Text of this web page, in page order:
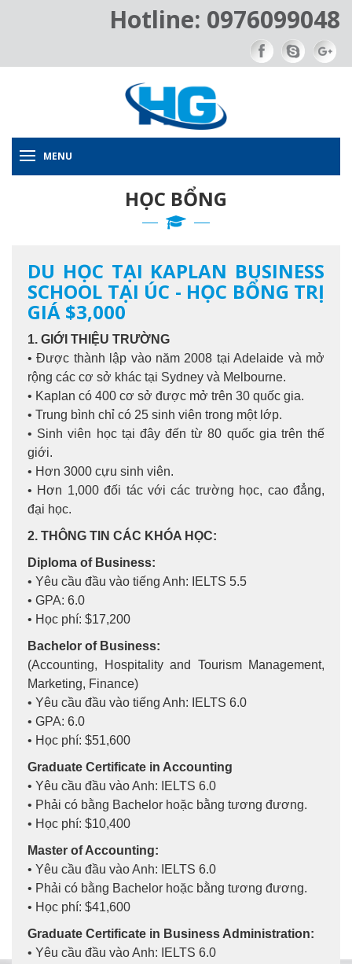
Hotline: 0976099048
MENU
HỌC BỔNG
DU HỌC TẠI KAPLAN BUSINESS
SCHOOL TẠI ÚC - HỌC BỔNG TRỊ
GIÁ $3,000
1. GIỚI THIỆU TRƯỜNG
• Được thành lập vào năm 2008 tại Adelaide và mở
rộng các cơ sở khác tại Sydney và Melbourne.
• Kaplan có 400 cơ sở được mở trên 30 quốc gia.
• Trung bình chỉ có 25 sinh viên trong một lớp.
• Sinh viên học tại đây đến từ 80 quốc gia trên thế
giới.
• Hơn 3000 cựu sinh viên.
• Hơn 1,000 đối tác với các trường học, cao đẳng,
đại học.
2. THÔNG TIN CÁC KHÓA HỌC:
Diploma of Business:
• Yêu cầu đầu vào tiếng Anh: IELTS 5.5
• GPA: 6.0
• Học phí: $17,200
Bachelor of Business:
(Accounting, Hospitality and Tourism Management,
Marketing, Finance)
• Yêu cầu đầu vào tiếng Anh: IELTS 6.0
• GPA: 6.0
• Học phí: $51,600
Graduate Certificate in Accounting
• Yêu cầu đầu vào Anh: IELTS 6.0
• Phải có bằng Bachelor hoặc bằng tương đương.
• Học phí: $10,400
Master of Accounting:
• Yêu cầu đầu vào Anh: IELTS 6.0
• Phải có bằng Bachelor hoặc bằng tương đương.
• Học phí: $41,600
Graduate Certificate in Business Administration:
• Yêu cầu đầu vào Anh: IELTS 6.0